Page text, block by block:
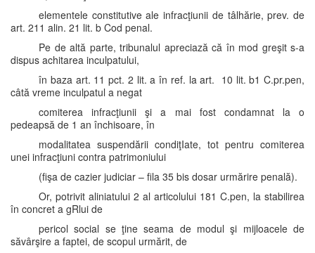
elementele constitutive ale infracţiunii de tâlhărie, prev. de
art. 211 alin. 21 lit. b Cod penal.
Pe de altă parte, tribunalul apreciază că în mod greşit s-a
dispus achitarea inculpatului,
în baza art. 11 pct. 2 lit. a în ref. la art. 10 lit. b1 C.pr.pen,
câtă vreme inculpatul a negat
comiterea infracţiunii şi a mai fost condamnat la o
pedeapsă de 1 an închisoare, în
modalitatea suspendării condiţIate, tot pentru comiterea
unei infracţiuni contra patrimoniului
(fişa de cazier judiciar – fila 35 bis dosar urmărire penală).
Or, potrivit aliniatului 2 al articolului 181 C.pen, la stabilirea
în concret a gRlui de
pericol social se ţine seama de modul şi mijloacele de
săvârşire a faptei, de scopul urmărit, de